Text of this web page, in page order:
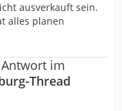
ausverkauft sein.
alles planen
im
Thread